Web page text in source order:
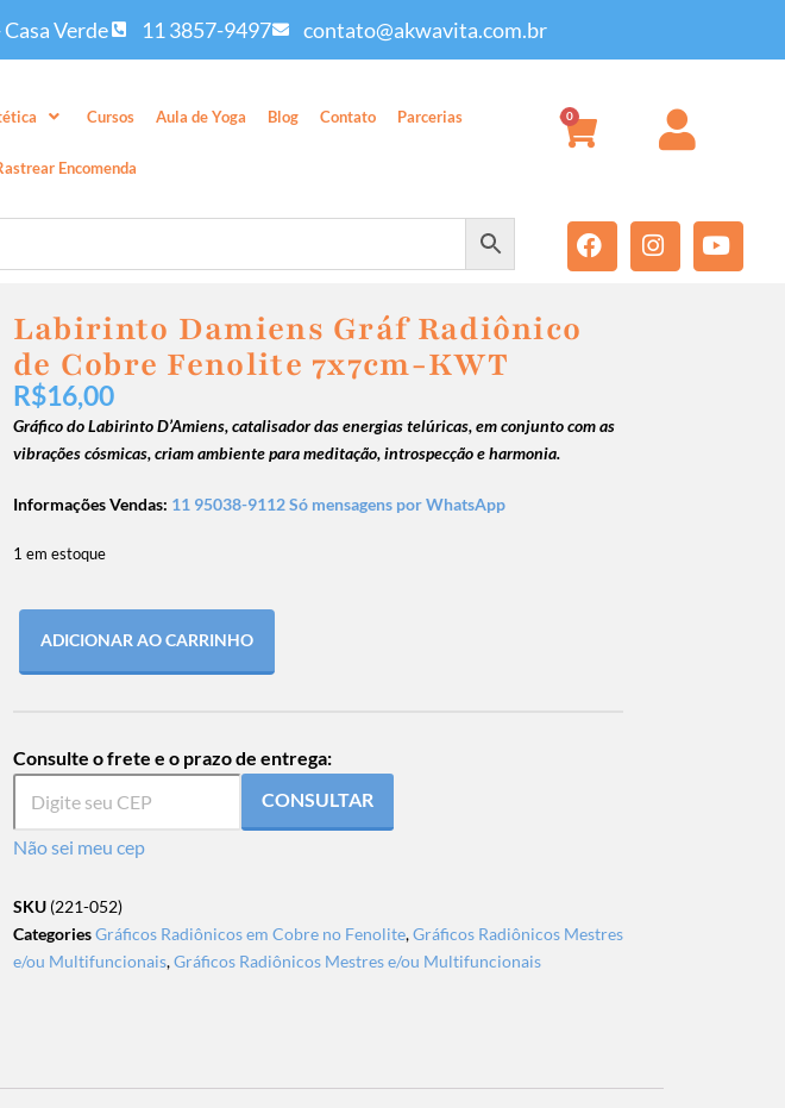
Verde 11 3857-9497 contato@akwavita.com.br
Cursos Aula de Yoga Blog Contato Parcerias
Encomenda
0
Labirinto Damiens Gráf Radiônico
de Cobre Fenolite 7x7cm-KWT
R$16,00
Gráfico do Labirinto D’Amiens, catalisador das energias telúricas, em conjunto com as
vibrações cósmicas, criam ambiente para meditação, introspecção e harmonia.
Informações Vendas: 11 95038-9112 Só mensagens por WhatsApp
1 em estoque
ADICIONAR AO CARRINHO
Consulte o frete e o prazo de entrega:
CONSULTAR
Não sei meu cep
SKU (221-052)
CategoriesGráficos Radiônicos em Cobre no Fenolite,Gráficos Radiônicos Mestres
e/ou Multifuncionais,Gráficos Radiônicos Mestres e/ou Multifuncionais